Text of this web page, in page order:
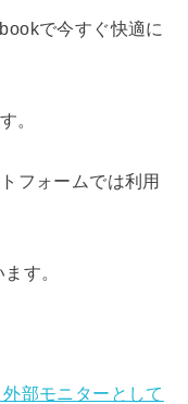
で今すぐ快適に
。
フォームでは利用
す。
部モニターとして